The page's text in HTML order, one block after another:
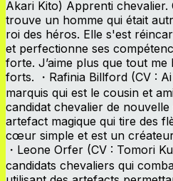
Akari Kito) Apprenti chevalier.
trouve un homme qui était
roi des héros. Elle s'est
et perfectionne ses
forte. J’aime plus que tout
forts. ・Rafinia Billford (CV :
marquis qui est le cousin et
candidat chevalier de
artefact magique qui tire des
cœur simple et est un
・Leone Orfer (CV : Tomori
candidats chevaliers qui